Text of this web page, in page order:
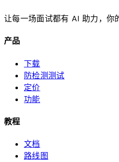
让每一场面试都有 AI 助力，你
产品
下载
防检测测试
定价
功能
教程
文档
路线图